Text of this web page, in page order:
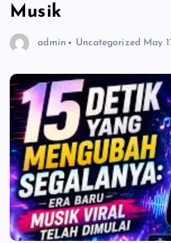
Musik
admin Uncategorized May